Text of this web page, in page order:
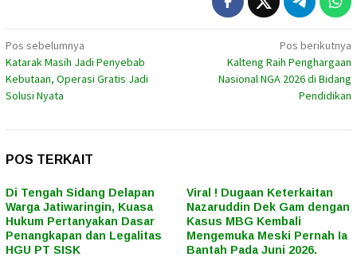
Navigasi
pos
Pos sebelumnya
Katarak Masih Jadi Penyebab
Kebutaan, Operasi Gratis Jadi
Solusi Nyata
Pos berikutnya
Kalteng Raih Penghargaan
Nasional NGA 2026 di Bidang
Pendidikan
POS TERKAIT
Di Tengah Sidang Delapan
Warga Jatiwaringin, Kuasa
Hukum Pertanyakan Dasar
Penangkapan dan Legalitas
HGU PT SISK
Viral ! Dugaan Keterkaitan
Nazaruddin Dek Gam dengan
Kasus MBG Kembali
Mengemuka Meski Pernah Ia
Bantah Pada Juni 2026.